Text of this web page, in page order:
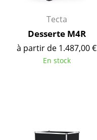
Couvertures
Coussins
Tecta
Desserte M4R
à partir de 1.487,00 €
En stock